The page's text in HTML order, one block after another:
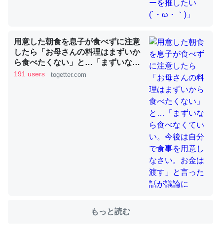
コミュニケーションが劇的に変化した｜tayorini by LIFULL介護
ちょうど同じ理由でEcho Show 8を設定中でした。Prime
とかSpotifyを支払う孝行もできる。一生で親と会える残
り時間を日数にすると1週間とかの人が多いそうだけど、
それを実質100倍以上に伸ばす効果があるはず……
─たまにLINEするくらいだった遠方の父67歳と僕。ITツール導入で
コミュニケーションが劇的に変化した｜tayorini by LIFULL介護
回線代ほとんどかからないですよ。参考：
用意した朝食を息子が食べずに注意
したら「お母さんの料理はまずいか
ら食べたくない」と…「まずいなら
食べなくていい。今後は自分で食事
191 users togetter.com
もっと読む